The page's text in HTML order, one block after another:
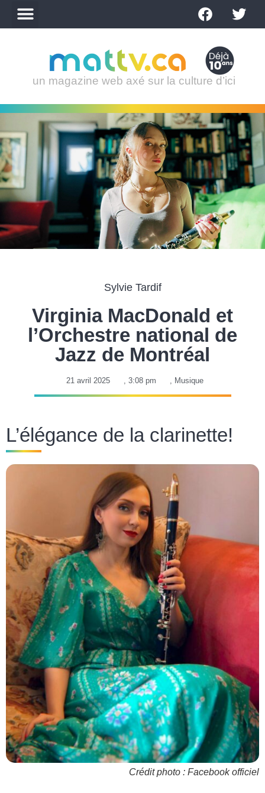
un magazine web axé sur la culture d’ici
Sylvie Tardif
Virginia MacDonald et
l’Orchestre national de
Jazz de Montréal
21 avril 2025 , 3:08 pm , Musique
L’élégance de la clarinette!
Crédit photo : Facebook officiel